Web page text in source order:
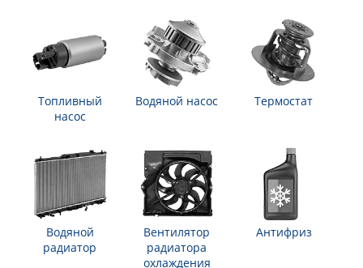
Топливный
насос
Водяной насос Термостат
Водяной
радиатор
Вентилятор
радиатора
охлаждения
Антифриз